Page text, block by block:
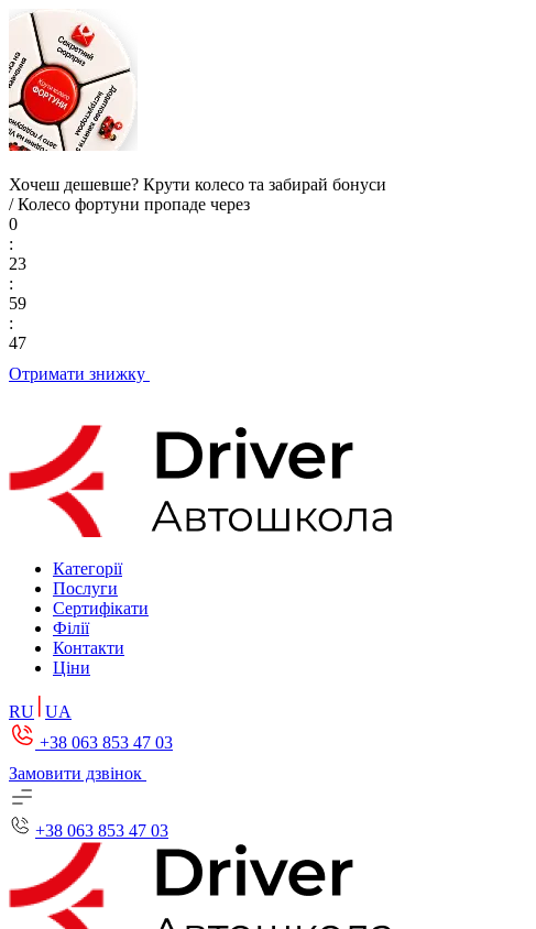
Хочеш дешевше? Крути колесо та забирай бонуси
/ Колесо фортуни пропаде через
0
:
23
:
59
:
46
Отримати знижку
Категорії
Послуги
Сертифікати
Філії
Контакти
Ціни
RU UA
+38 063 853 47 03
Замовити дзвінок
+38 063 853 47 03